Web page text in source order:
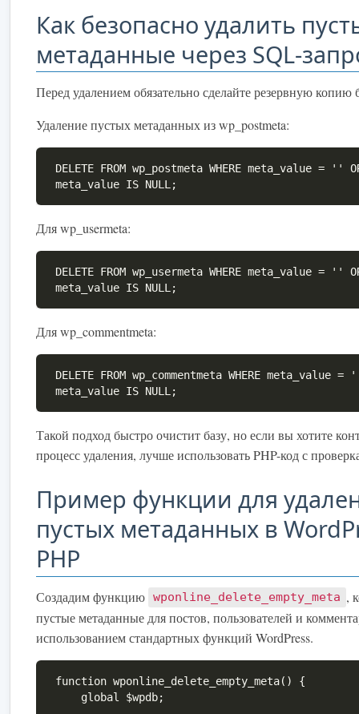
Как безопасно удалить
метаданные через SQL-
Перед удалением обязательно сделайте резервную
Удаление пустых метаданных из wp_postmeta:
DELETE FROM wp_postmeta WHERE meta_value = ''
meta_value IS NULL;
Для wp_usermeta:
DELETE FROM wp_usermeta WHERE meta_value = ''
meta_value IS NULL;
Для wp_commentmeta:
DELETE FROM wp_commentmeta WHERE meta_value
meta_value IS NULL;
Такой подход быстро очистит базу, но если вы хотите
процесс удаления, лучше использовать PHP-код с
Пример функции для
пустых метаданных в
PHP
Создадим функцию wponline_delete_empty_meta ,
пустые метаданные для постов, пользователей и
использованием стандартных функций WordPress.
function wponline_delete_empty_meta() {